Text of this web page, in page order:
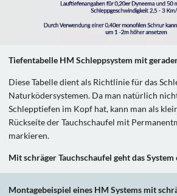
Tiefentabelle HM Schleppsystem mit
Diese Tabelle dient als Richtlinie für das
Naturködersystemen. Da man natürlich
Schlepptiefen im Kopf hat, kann man als
Rückseite der Tauchschaufel mit
markieren.
Mit schräger Tauchschaufel geht das
Montagebeispiel eines HM Systems mit